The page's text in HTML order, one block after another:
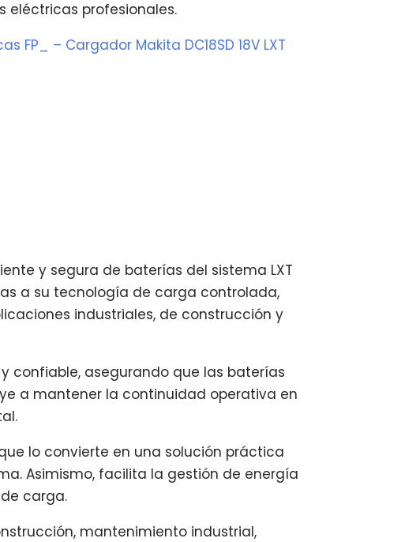
eléctricas profesionales.
FP_ – Cargador Makita DC18SD 18V LXT
y segura de baterías del sistema LXT
a su tecnología de carga controlada,
industriales, de construcción y
confiable, asegurando que las baterías
a mantener la continuidad operativa en
lo convierte en una solución práctica
Asimismo, facilita la gestión de energía
carga.
mantenimiento industrial,